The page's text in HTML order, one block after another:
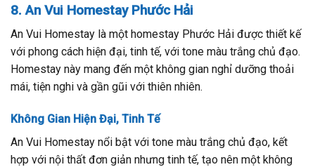
8. An Vui Homestay Phước Hải
An Vui Homestay là một homestay Phước Hải được thiết kế
với phong cách hiện đại, tinh tế, với tone màu trắng chủ đạo.
Homestay này mang đến một không gian nghỉ dưỡng thoải
mái, tiện nghi và gần gũi với thiên nhiên.
Không Gian Hiện Đại, Tinh Tế
An Vui Homestay nổi bật với tone màu trắng chủ đạo, kết
hợp với nội thất đơn giản nhưng tinh tế, tạo nên một không